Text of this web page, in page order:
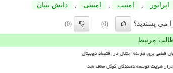
اپراتور امنیت امنیتی دانش بنیان
می پسندید؟ (0)
(0)
مرتبط
قطعی برق هزینه اختلال در اقتصاد دیجیتال
هویت توسعه دهندگان گوگل معاف شد